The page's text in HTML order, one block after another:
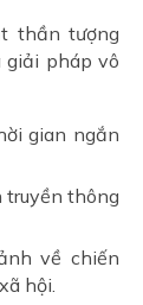
thần tượng
giải pháp vô
gian ngắn
truyền thông
về chiến
hội.